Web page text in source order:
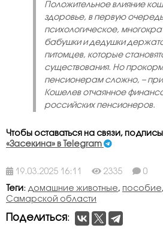
Положительное влияние
здоровье, в первую
психологическое,
бабушки и дедушки
питомцев, которые
существования. Но
пенсионерам сложно, –
Кошелев отчаянное
российских пенсионеров.
Чтобы оставаться на связи,
«Засекина» в Telegram
19.03.2025 16:11 2335 0
Теги: домашние животные, пособие,
Самарской области
Поделиться: